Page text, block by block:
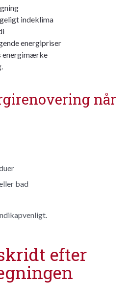
indeklima
energipriser
energimærke
når
bad
efter